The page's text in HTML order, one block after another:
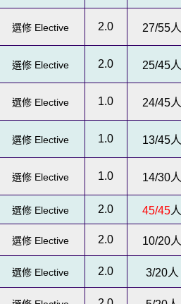
選修 Elective 2.0 27/55人
選修 Elective 2.0 25/45人
選修 Elective 1.0 24/45人
選修 Elective 1.0 13/45人
選修 Elective 1.0 14/30人
選修 Elective 2.0 45/45人
選修 Elective 2.0 10/20人
選修 Elective 2.0 3/20人